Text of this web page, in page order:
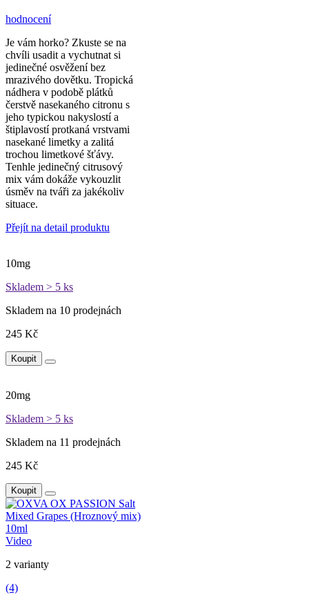
hodnocení
Je vám horko? Zkuste se na
chvíli usadit a vychutnat si
jedinečné osvěžení bez
mrazivého dovětku. Tropická
nádhera v podobě plátků
čerstvě nasekaného citronu s
jeho typickou nakyslostí a
štiplavostí protkaná vrstvami
nasekané limetky a zalitá
trochou limetkové šťávy.
Tenhle jedinečný citrusový
mix vám dokáže vykouzlit
úsměv na tváři za jakékoliv
situace.
Přejít na detail produktu
10mg
Skladem > 5 ks
Skladem na 10 prodejnách
245 Kč
Koupit
20mg
Skladem > 5 ks
Skladem na 11 prodejnách
245 Kč
Koupit
Video
2 varianty
(4)